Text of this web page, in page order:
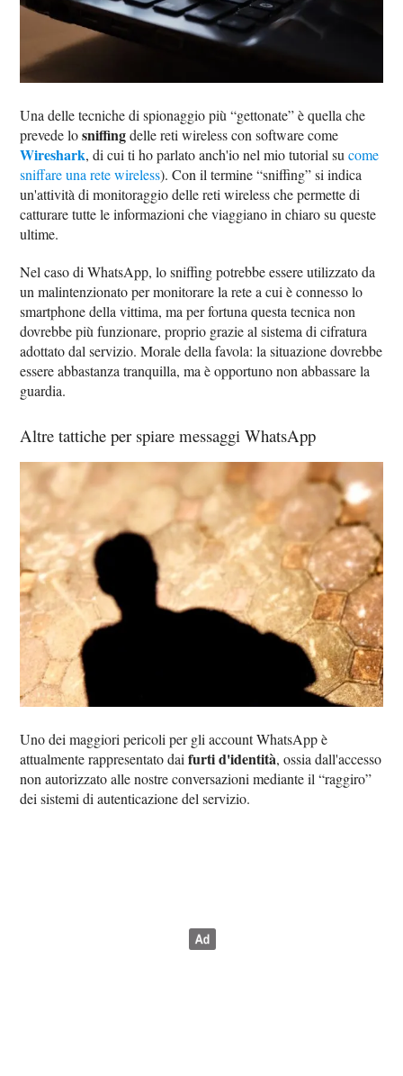
Una delle tecniche di spionaggio più “gettonate” è quella che
prevede losniffingdelle reti wireless con software come
Wireshark, di cui ti ho parlato anch'io nel mio tutorial sucome
sniffare una rete wireless). Con il termine “sniffing” si indica
un'attività di monitoraggio delle reti wireless che permette di
catturare tutte le informazioni che viaggiano in chiaro su queste
ultime.
Nel caso di WhatsApp, lo sniffing potrebbe essere utilizzato da
un malintenzionato per monitorare la rete a cui è connesso lo
smartphone della vittima, ma per fortuna questa tecnica non
dovrebbe più funzionare, proprio grazie al sistema di cifratura
adottato dal servizio. Morale della favola: la situazione dovrebbe
essere abbastanza tranquilla, ma è opportuno non abbassare la
guardia.
Altre tattiche per spiare messaggi WhatsApp
Uno dei maggiori pericoli per gli account WhatsApp è
attualmente rappresentato daifurti d'identità, ossia dall'accesso
non autorizzato alle nostre conversazioni mediante il “raggiro”
dei sistemi di autenticazione del servizio.